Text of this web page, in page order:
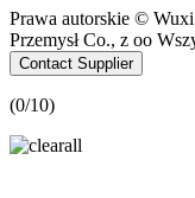
Prawa autorskie ©
Przemysł Co., z oo
Contact Supplier
(0/10)